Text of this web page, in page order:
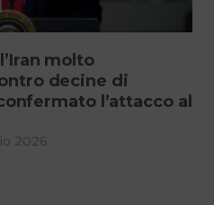
molto
decine di
l’attacco al
2026